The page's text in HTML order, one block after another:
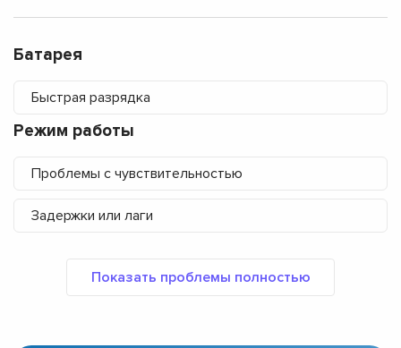
Батарея
Быстрая разрядка
Режим работы
Проблемы с чувствительностью
Задержки или лаги